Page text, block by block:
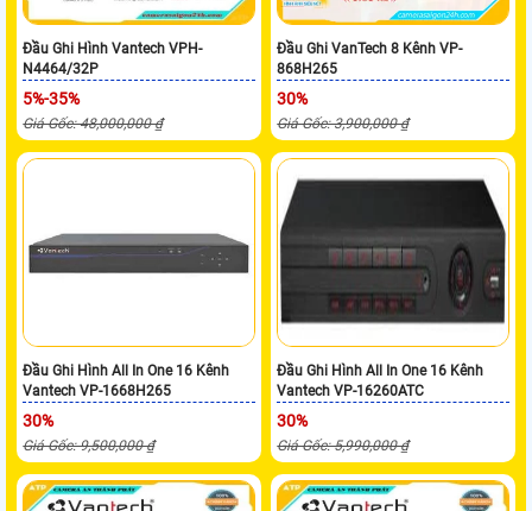
Đầu Ghi Hình Vantech VPH-
N4464/32P
5%-35%
Giá Gốc: 48,000,000 ₫
Đầu Ghi VanTech 8 Kênh VP-
868H265
30%
Giá Gốc: 3,900,000 ₫
Đầu Ghi Hình All In One 16 Kênh
Vantech VP-1668H265
30%
Giá Gốc: 9,500,000 ₫
Đầu Ghi Hình All In One 16 Kênh
Vantech VP-16260ATC
30%
Giá Gốc: 5,990,000 ₫